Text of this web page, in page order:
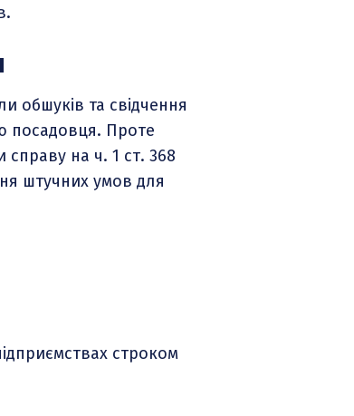
обшуків та свідчення
посадовця. Проте
справу на ч. 1 ст. 368
штучних умов для
строком